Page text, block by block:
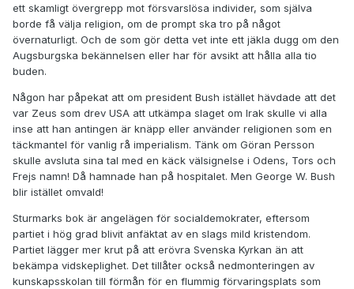
ett skamligt övergrepp mot försvarslösa individer, som själva
borde få välja religion, om de prompt ska tro på något
övernaturligt. Och de som gör detta vet inte ett jäkla dugg om den
Augsburgska bekännelsen eller har för avsikt att hålla alla tio
buden.
Någon har påpekat att om president Bush istället hävdade att det
var Zeus som drev USA att utkämpa slaget om Irak skulle vi alla
inse att han antingen är knäpp eller använder religionen som en
täckmantel för vanlig rå imperialism. Tänk om Göran Persson
skulle avsluta sina tal med en käck välsignelse i Odens, Tors och
Frejs namn! Då hamnade han på hospitalet. Men George W. Bush
blir istället omvald!
Sturmarks bok är angelägen för socialdemokrater, eftersom
partiet i hög grad blivit anfäktat av en slags mild kristendom.
Partiet lägger mer krut på att erövra Svenska Kyrkan än att
bekämpa vidskeplighet. Det tillåter också nedmonteringen av
kunskapsskolan till förmån för en flummig förvaringsplats som